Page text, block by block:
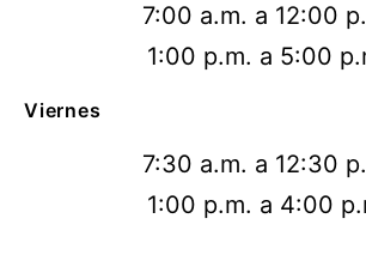
7:00 a.m. a 12:00
1:00 p.m. a 5:00
Viernes
7:30 a.m. a 12:30
1:00 p.m. a 4:00